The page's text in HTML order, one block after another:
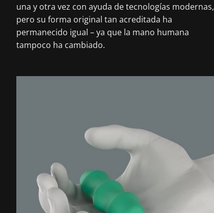
una y otra vez con ayuda de tecnologías modernas,
pero su forma original tan acreditada ha
permanecido igual – ya que la mano humana
tampoco ha cambiado.